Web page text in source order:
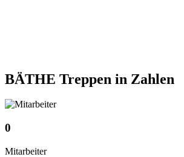
BÄTHE Treppen in Zahlen
0
Mitarbeiter